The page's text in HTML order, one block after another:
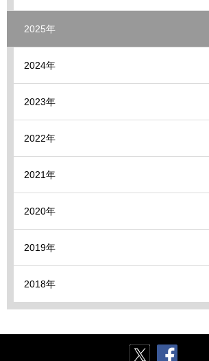
2025年
2024年
2023年
2022年
2021年
2020年
2019年
2018年